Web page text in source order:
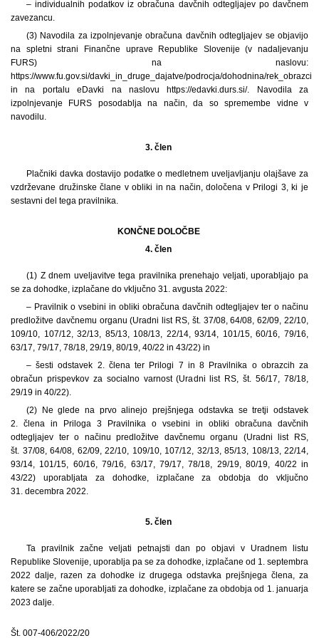
– individualnih podatkov iz obračuna davčnih odtegljajev po davčnem
zavezancu.
(3) Navodila za izpolnjevanje obračuna davčnih odtegljajev se objavijo
na spletni strani Finančne uprave Republike Slovenije (v nadaljevanju
FURS) na naslovu:
https://www.fu.gov.si/davki_in_druge_dajatve/podrocja/dohodnina/rek_obrazci
in na portalu eDavki na naslovu https://edavki.durs.si/. Navodila za
izpolnjevanje FURS posodablja na način, da so spremembe vidne v
navodilu.
3. člen
Plačniki davka dostavijo podatke o medletnem uveljavljanju olajšave za
vzdrževane družinske člane v obliki in na način, določena v Prilogi 3, ki je
sestavni del tega pravilnika.
KONČNE DOLOČBE
4. člen
(1) Z dnem uveljavitve tega pravilnika prenehajo veljati, uporabljajo pa
se za dohodke, izplačane do vključno 31. avgusta 2022:
– Pravilnik o vsebini in obliki obračuna davčnih odtegljajev ter o načinu
predložitve davčnemu organu (Uradni list RS, št. 37/08, 64/08, 62/09, 22/10,
109/10, 107/12, 32/13, 85/13, 108/13, 22/14, 93/14, 101/15, 60/16, 79/16,
63/17, 79/17, 78/18, 29/19, 80/19, 40/22 in 43/22) in
– šesti odstavek 2. člena ter Prilogi 7 in 8 Pravilnika o obrazcih za
obračun prispevkov za socialno varnost (Uradni list RS, št. 56/17, 78/18,
29/19 in 40/22).
(2) Ne glede na prvo alinejo prejšnjega odstavka se tretji odstavek
2. člena in Priloga 3 Pravilnika o vsebini in obliki obračuna davčnih
odtegljajev ter o načinu predložitve davčnemu organu (Uradni list RS,
št. 37/08, 64/08, 62/09, 22/10, 109/10, 107/12, 32/13, 85/13, 108/13, 22/14,
93/14, 101/15, 60/16, 79/16, 63/17, 79/17, 78/18, 29/19, 80/19, 40/22 in
43/22) uporabljata za dohodke, izplačane za obdobja do vključno
31. decembra 2022.
5. člen
Ta pravilnik začne veljati petnajsti dan po objavi v Uradnem listu
Republike Slovenije, uporablja pa se za dohodke, izplačane od 1. septembra
2022 dalje, razen za dohodke iz drugega odstavka prejšnjega člena, za
katere se začne uporabljati za dohodke, izplačane za obdobja od 1. januarja
2023 dalje.
Št. 007-406/2022/20